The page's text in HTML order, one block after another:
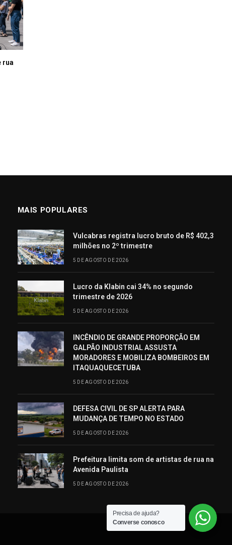
rua
MAIS POPULARES
Vulcabras registra lucro bruto de R$ 402,3
milhões no 2º trimestre
5 DE AGOSTO DE 2026
Lucro da Klabin cai 34% no segundo
trimestre de 2026
5 DE AGOSTO DE 2026
INCÊNDIO DE GRANDE PROPORÇÃO EM
GALPÃO INDUSTRIAL ASSUSTA
MORADORES E MOBILIZA BOMBEIROS EM
ITAQUAQUECETUBA
5 DE AGOSTO DE 2026
DEFESA CIVIL DE SP ALERTA PARA
MUDANÇA DE TEMPO NO ESTADO
5 DE AGOSTO DE 2026
Prefeitura limita som de artistas de rua na
Avenida Paulista
5 DE AGOSTO DE 2026
Precisa de ajuda?
Converse conosco